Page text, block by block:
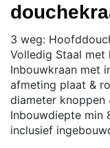
3 weg:
Volledig Staal met
Inbouwkraan met
afmeting plaat &
diameter knoppen
Inbouwdiepte min
inclusief